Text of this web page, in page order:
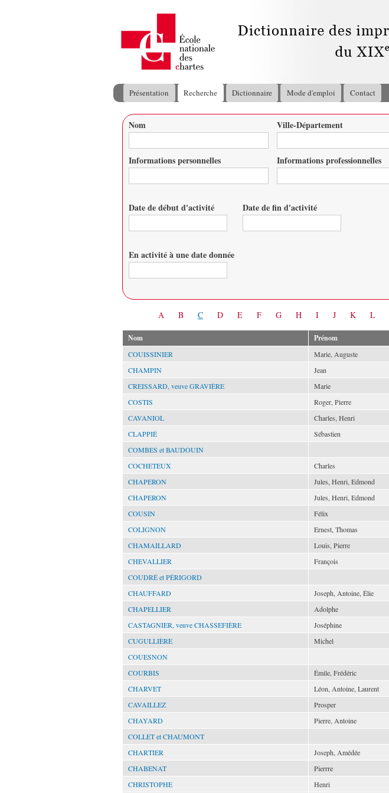
principal
Menu principal
Présentation Recherche Dictionnaire Mode d'emploi Contact
Vous êtes ici
Nom Ville-Département
Informations personnelles Informations professionnelles
Date de début d'activité Date de fin d'activité
En activité à une date donnée
A B C D E F G H I J K L
Nom Prénom
COUISSINIER Marie, Auguste
CHAMPIN
Jean
CREISSARD, veuve GRAVIÈRE
Marie
COSTIS
Roger, Pierre
CAVANIOL
Charles, Henri
CLAPPIÉ
Sébastien
COMBES et BAUDOUIN
COCHETEUX
Charles
CHAPERON
Jules, Henri, Edmond
CHAPERON
Jules, Henri, Edmond
COUSIN
Félix
COLIGNON
Ernest, Thomas
CHAMAILLARD
Louis, Pierre
CHEVALLIER
François
COUDRÉ et PÉRIGORD
CHAUFFARD
Joseph, Antoine, Élie
CHAPELLIER
Adolphe
CASTAGNIER, veuve CHASSEFIÈRE
Joséphine
CUGULLIÈRE
Michel
COUESNON
COURBIS
Émile, Frédéric
CHARVET
Léon, Antoine, Laurent
CAVAILLEZ
Prosper
CHAYARD
Pierre, Antoine
COLLET et CHAUMONT
CHARTIER
Joseph, Amédée
CHABENAT
Pierrre
CHRISTOPHE
Henri